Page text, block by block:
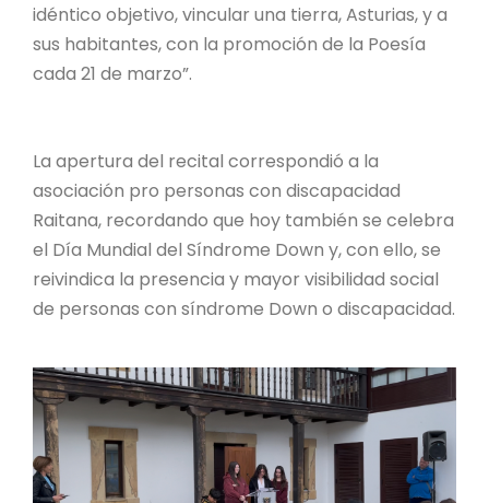
idéntico objetivo, vincular una tierra, Asturias, y a
sus habitantes, con la promoción de la Poesía
cada 21 de marzo”.
La apertura del recital correspondió a la
asociación pro personas con discapacidad
Raitana, recordando que hoy también se celebra
el Día Mundial del Síndrome Down y, con ello, se
reivindica la presencia y mayor visibilidad social
de personas con síndrome Down o discapacidad.